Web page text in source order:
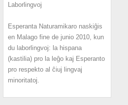
Laborlingvoj
Esperanta Naturamikaro naskiĝis
en Malago fine de junio 2010, kun
du laborlingvoj: la hispana
(kastilia) pro la leĝo kaj Esperanto
pro respekto al ĉiuj lingvaj
minoritatoj.